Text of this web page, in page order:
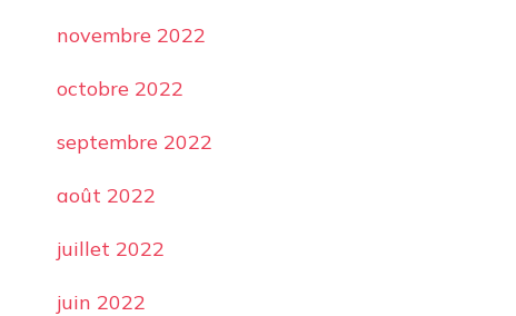
novembre 2022
octobre 2022
septembre 2022
août 2022
juillet 2022
juin 2022